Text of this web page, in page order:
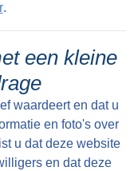
.
een kleine
waardeert en dat u
en foto's over
u dat deze website
en dat deze